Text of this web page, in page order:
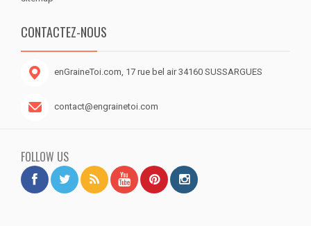
CONTACTEZ-NOUS
enGraineToi.com, 17 rue bel air 34160 SUSSARGUES
contact@engrainetoi.com
FOLLOW US